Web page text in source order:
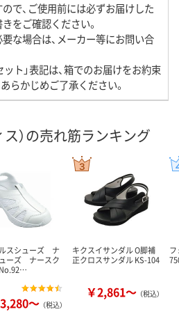
で、ご使用前には必ずお届けした
をご確認ください。
な場合は、メーカー等にお問い合
ット」表記は、箱でのお届けをお約束
らかじめご了承ください。
ス）の売れ筋ランキング
スシューズ ナ
ーズ ナースク
～ （税込）
キクスイサンダル O脚補
正クロスサンダル KS-104
￥2,861～ （税込）